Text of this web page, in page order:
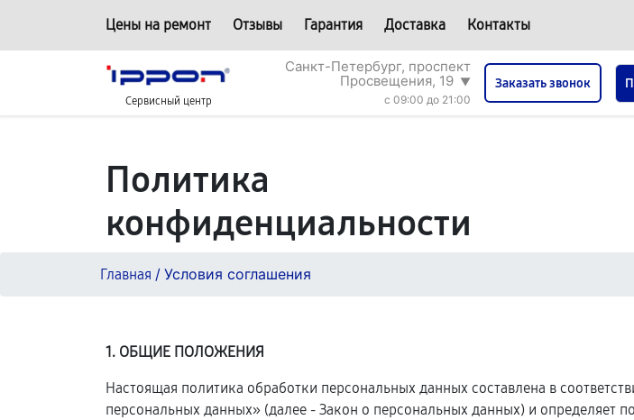
Цены на ремонт Отзывы Гарантия Доставка Контакты
Сервисный центр
Санкт-Петербург, проспект
Просвещения, 19 ▼
c 09:00 до 21:00
Заказать звонок
Политика
конфиденциальности
Главная / Условия соглашения
1. ОБЩИЕ ПОЛОЖЕНИЯ
Настоящая политика обработки персональных данных составлена в
персональных данных» (далее - Закон о персональных данных) и